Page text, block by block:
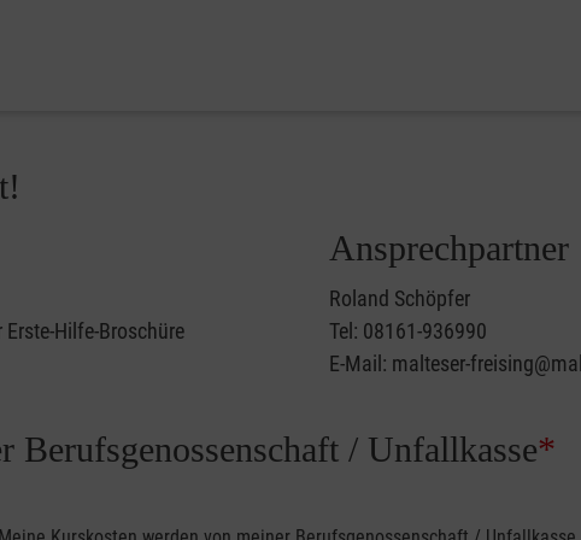
Hilfe-Broschüre
Ansprechpartner
Roland Schöpfer
Tel: 08161-936990
E-Mail: malteser-
Berufsgenossenschaft / Unfallkasse*